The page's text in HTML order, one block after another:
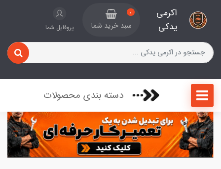
اکرمی
یدکی
0
سبد خرید شما پروفایل شما
دسته بندی محصولات